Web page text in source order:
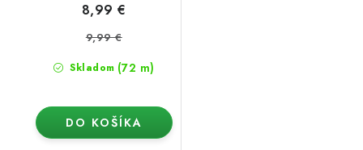
Skladom (72 m)
8,99 €
9,99 €
DO KOŠÍKA